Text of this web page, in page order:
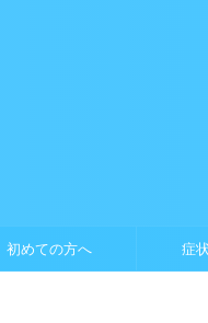
初めての方へ 症